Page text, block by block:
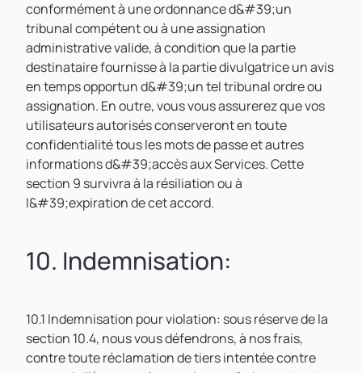
conformément à une ordonnance d&#39;un
tribunal compétent ou à une assignation
administrative valide, à condition que la partie
destinataire fournisse à la partie divulgatrice un avis
en temps opportun d&#39;un tel tribunal ordre ou
assignation. En outre, vous vous assurerez que vos
utilisateurs autorisés conserveront en toute
confidentialité tous les mots de passe et autres
informations d&#39;accès aux Services. Cette
section 9 survivra à la résiliation ou à
l&#39;expiration de cet accord.
10. Indemnisation:
10.1 Indemnisation pour violation: sous réserve de la
section 10.4, nous vous défendrons, à nos frais,
contre toute réclamation de tiers intentée contre